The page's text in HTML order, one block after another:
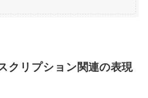
クリプション関連の表現